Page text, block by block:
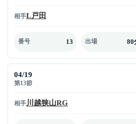
相手L戸田
番号 13 出場 80
04/19
第13節
相手 川越狭山RG